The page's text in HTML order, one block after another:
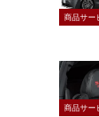
商品サー
商品サー